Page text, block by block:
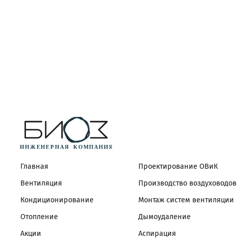
Главная
Вентиляция
Кондиционирование
Отопление
Акции
Проектирование ОВиК
Производство воздуховодов
Монтаж систем вентиляции
Дымоудаление
Аспирация